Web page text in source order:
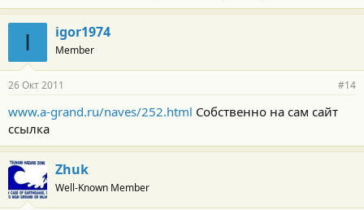
I igor1974
Member
26 Окт 2011 #14
www.a-grand.ru/naves/252.html Собственно на сам сайт
ссылка
Zhuk
Well-Known Member